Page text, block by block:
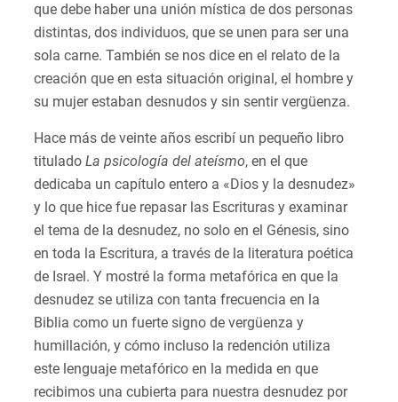
que debe haber una unión mística de dos personas
distintas, dos individuos, que se unen para ser una
sola carne. También se nos dice en el relato de la
creación que en esta situación original, el hombre y
su mujer estaban desnudos y sin sentir vergüenza.
Hace más de veinte años escribí un pequeño libro
titulado La psicología del ateísmo, en el que
dedicaba un capítulo entero a «Dios y la desnudez»
y lo que hice fue repasar las Escrituras y examinar
el tema de la desnudez, no solo en el Génesis, sino
en toda la Escritura, a través de la literatura poética
de Israel. Y mostré la forma metafórica en que la
desnudez se utiliza con tanta frecuencia en la
Biblia como un fuerte signo de vergüenza y
humillación, y cómo incluso la redención utiliza
este lenguaje metafórico en la medida en que
recibimos una cubierta para nuestra desnudez por